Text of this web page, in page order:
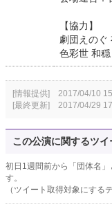
【協力】
劇団えのぐ
色彩世 和
[情報提供] 2017/04/10
[最終更新] 2017/04/29
この公演に関するツイ
初日1週間前から「団体名
す。
（ツイート取得対象にする